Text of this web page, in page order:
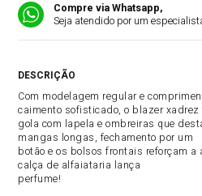
Compre via Whatsapp,
Seja atendido por um
Com modelagem regular e
caimento sofisticado, o blazer
gola com lapela e ombreiras que
mangas longas, fechamento por um
botão e os bolsos frontais reforçam
calça de alfaiataria lança
perfume!